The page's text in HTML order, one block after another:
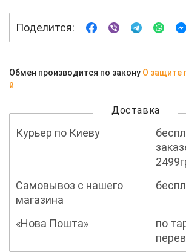
Поделится:
Обмен производится по закону О защите
й
Доставка
Курьер по Киеву
Самовывоз с нашего
магазина
«Нова Пошта»
по